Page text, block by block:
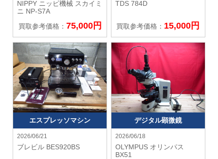
NIPPY ニッピ機械 スカイミ
ニ NP-S7A
買取参考価格： 75,000円
TDS 784D
買取参考価格： 15,000円
エスプレッソマシン
2026/06/21
ブレビル BES920BS
デジタル顕微鏡
2026/06/18
OLYMPUS オリンパス
BX51